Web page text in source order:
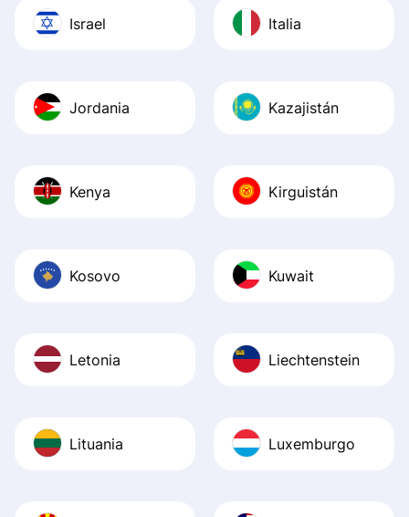
Israel Italia
Jordania Kazajistán
Kenya Kirguistán
Kosovo Kuwait
Letonia Liechtenstein
Lituania Luxemburgo